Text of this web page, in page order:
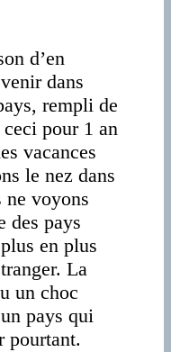
d’en
dans
rempli de
pour 1 an
vacances
le nez dans
voyons
des pays
en plus
La
un choc
pays qui
pourtant.